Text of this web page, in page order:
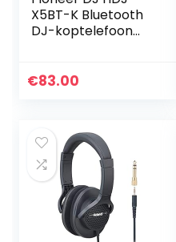
X5BT-K Bluetooth
DJ-koptelefoon
€83.00